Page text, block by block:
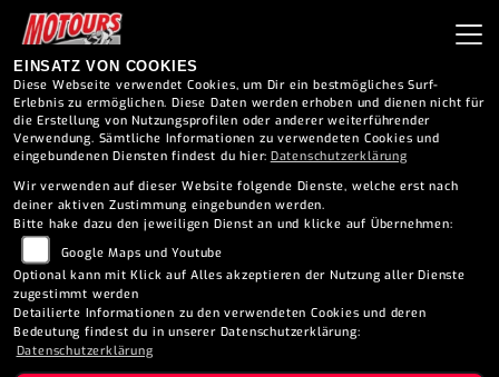
EINSATZ VON COOKIES
Diese Webseite verwendet Cookies, um Dir ein bestmögliches Surf-
Erlebnis zu ermöglichen. Diese Daten werden erhoben und dienen nicht für
die Erstellung von Nutzungsprofilen oder anderer weiterführender
Verwendung. Sämtliche Informationen zu verwendeten Cookies und
eingebundenen Diensten findest du hier: Datenschutzerklärung
Wir verwenden auf dieser Website folgende Dienste, welche erst nach
deiner aktiven Zustimmung eingebunden werden.
Bitte hake dazu den jeweiligen Dienst an und klicke auf Übernehmen:
Google Maps und Youtube
Optional kann mit Klick auf Alles akzeptieren der Nutzung aller Dienste
zugestimmt werden
Detailierte Informationen zu den verwendeten Cookies und deren
Bedeutung findest du in unserer Datenschutzerklärung:
Datenschutzerklärung